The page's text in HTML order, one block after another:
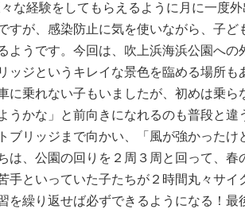
な経験をしてもらえるように月に一度
すが、感染防止に気を使いながら、子ど
ようです。今回は、吹上浜海浜公園への
ッジというキレイな景色を臨める場所
に乗れない子もいましたが、初めは乗
うかな」と前向きになれるのも普段と違
ブリッジまで向かい、「風が強かった
は、公園の回りを２周３周と回って、春
手といっていた子たちが２時間丸々サ
を繰り返せば必ずできるようになる！